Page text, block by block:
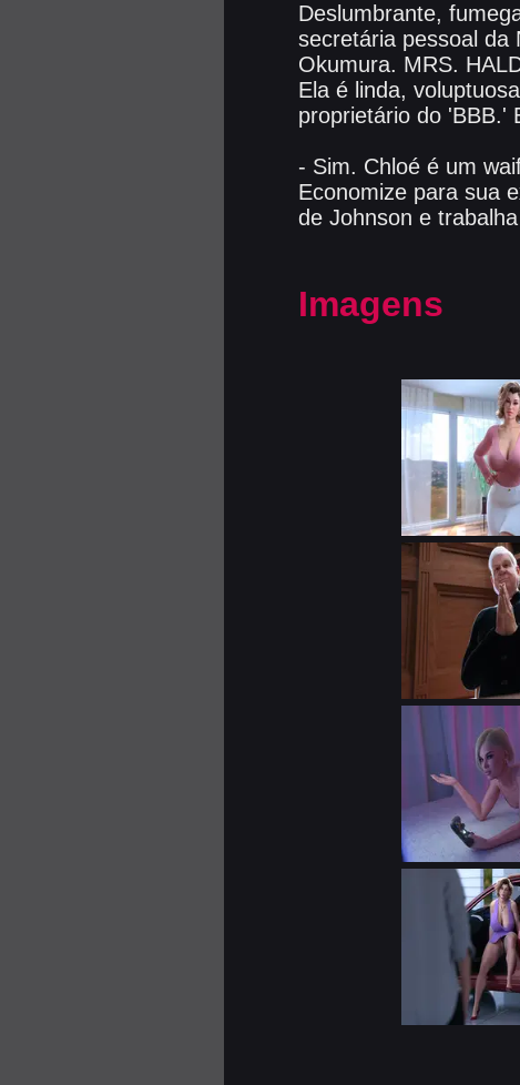
Deslumbrante,
secretária pessoal da
Okumura. MRS.
Ela é linda,
proprietário do 'BBB.'
- Sim. Chloé é um
Economize para sua
de Johnson e
Imagens